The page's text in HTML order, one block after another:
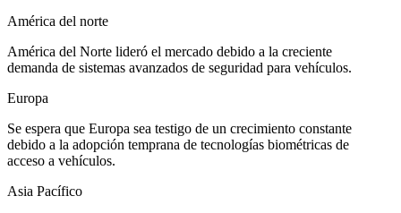
América del norte
América del Norte lideró el mercado debido a la creciente
demanda de sistemas avanzados de seguridad para vehículos.
Europa
Se espera que Europa sea testigo de un crecimiento constante
debido a la adopción temprana de tecnologías biométricas de
acceso a vehículos.
Asia Pacífico